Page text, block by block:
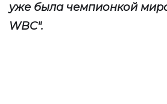
уже была чемпионкой
WBC".